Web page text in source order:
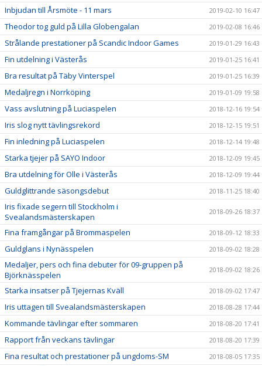
Inbjudan till Årsmöte - 11 mars 2019-02-10 16:47
Theodor tog guld på Lilla Globengalan 2019-02-08 16:46
Strålande prestationer på Scandic Indoor Games 2019-01-29 16:43
Fin utdelning i Västerås 2019-01-25 16:41
Bra resultat på Täby Vinterspel 2019-01-25 16:39
Medaljregn i Norrköping 2019-01-09 19:58
Vass avslutning på Luciaspelen 2018-12-16 19:54
Iris slog nytt tävlingsrekord 2018-12-15 19:51
Fin inledning på Luciaspelen 2018-12-14 19:48
Starka tjejer på SAYO Indoor 2018-12-09 19:45
Bra utdelning för Olle i Västerås 2018-12-09 19:44
Guldglittrande säsongsdebut 2018-11-25 18:40
Iris fixade segern till Stockholm i
Svealandsmästerskapen
2018-09-26 18:37
Fina framgångar på Brommaspelen 2018-09-12 18:33
Guldglans i Nynässpelen 2018-09-02 18:28
Medaljer, pers och fina debuter för 09-gruppen på
Björknässpelen
2018-09-02 18:26
Starka insatser på Tjejernas Kväll 2018-09-02 17:47
Iris uttagen till Svealandsmästerskapen 2018-08-28 17:44
Kommande tävlingar efter sommaren 2018-08-20 17:41
Rapport från veckans tävlingar 2018-08-20 17:39
Fina resultat och prestationer på ungdoms-SM 2018-08-05 17:35